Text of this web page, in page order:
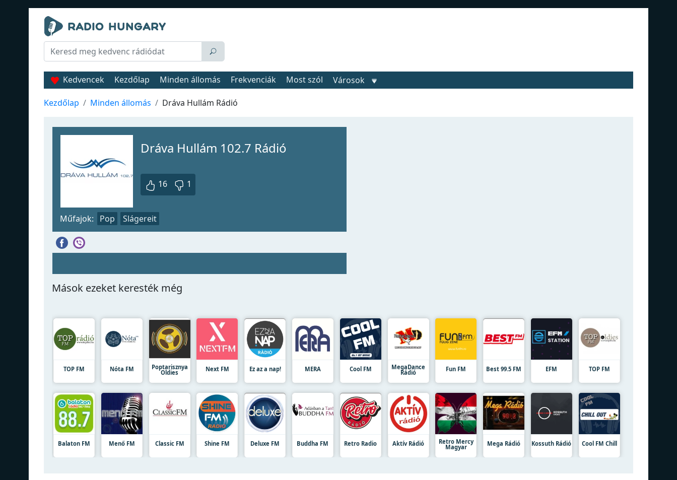
Kedvencek Kezdőlap Minden állomás Frekvenciák Most szól Városok
Kezdőlap Minden állomás Dráva Hullám Rádió
Dráva Hullám 102.7 Rádió
16 1
Műfajok: Pop Slágereit
Mások ezeket keresték még
TOP FM Nóta FM Poptarisznya
Oldies Next FM Ez az a nap! MERA Cool FM MegaDance
Rádió Fun FM Best 99.5 FM EFM TOP FM
Balaton FM Menő FM Classic FM Shine FM Deluxe FM Buddha FM Retro Radio Aktív Rádió Retro Mercy
Magyar Mega Rádió Kossuth Rádió Cool FM Chill